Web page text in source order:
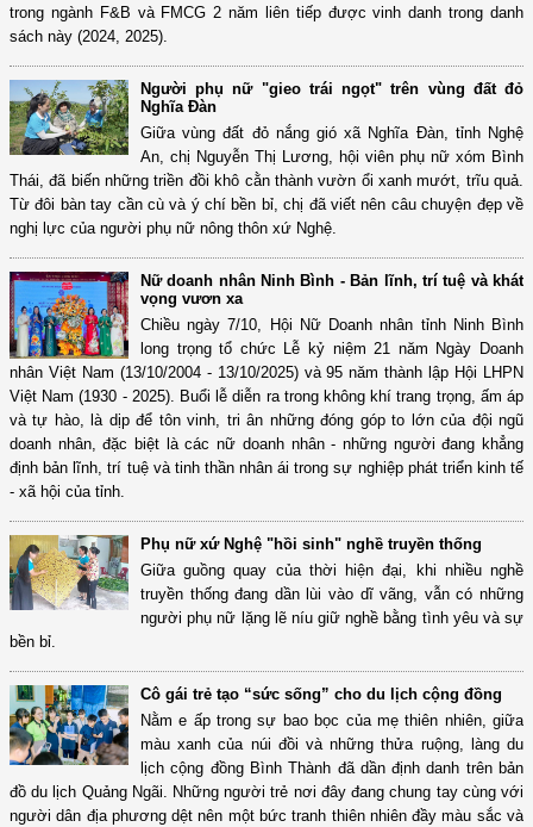
trong ngành F&B và FMCG 2 năm liên tiếp được vinh danh trong danh
sách này (2024, 2025).
Người phụ nữ "gieo trái ngọt" trên vùng đất đỏ
Nghĩa Đàn
Giữa vùng đất đỏ nắng gió xã Nghĩa Đàn, tỉnh Nghệ
An, chị Nguyễn Thị Lương, hội viên phụ nữ xóm Bình
Thái, đã biến những triền đồi khô cằn thành vườn ổi xanh mướt, trĩu quả.
Từ đôi bàn tay cần cù và ý chí bền bỉ, chị đã viết nên câu chuyện đẹp về
nghị lực của người phụ nữ nông thôn xứ Nghệ.
Nữ doanh nhân Ninh Bình - Bản lĩnh, trí tuệ và khát
vọng vươn xa
Chiều ngày 7/10, Hội Nữ Doanh nhân tỉnh Ninh Bình
long trọng tổ chức Lễ kỷ niệm 21 năm Ngày Doanh
nhân Việt Nam (13/10/2004 - 13/10/2025) và 95 năm thành lập Hội LHPN
Việt Nam (1930 - 2025). Buổi lễ diễn ra trong không khí trang trọng, ấm áp
và tự hào, là dịp để tôn vinh, tri ân những đóng góp to lớn của đội ngũ
doanh nhân, đặc biệt là các nữ doanh nhân - những người đang khẳng
định bản lĩnh, trí tuệ và tinh thần nhân ái trong sự nghiệp phát triển kinh tế
- xã hội của tỉnh.
Phụ nữ xứ Nghệ "hồi sinh" nghề truyền thống
Giữa guồng quay của thời hiện đại, khi nhiều nghề
truyền thống đang dần lùi vào dĩ vãng, vẫn có những
người phụ nữ lặng lẽ níu giữ nghề bằng tình yêu và sự
bền bỉ.
Cô gái trẻ tạo “sức sống” cho du lịch cộng đồng
Nằm e ấp trong sự bao bọc của mẹ thiên nhiên, giữa
màu xanh của núi đồi và những thửa ruộng, làng du
lịch cộng đồng Bình Thành đã dần định danh trên bản
đồ du lịch Quảng Ngãi. Những người trẻ nơi đây đang chung tay cùng với
người dân địa phương dệt nên một bức tranh thiên nhiên đầy màu sắc và